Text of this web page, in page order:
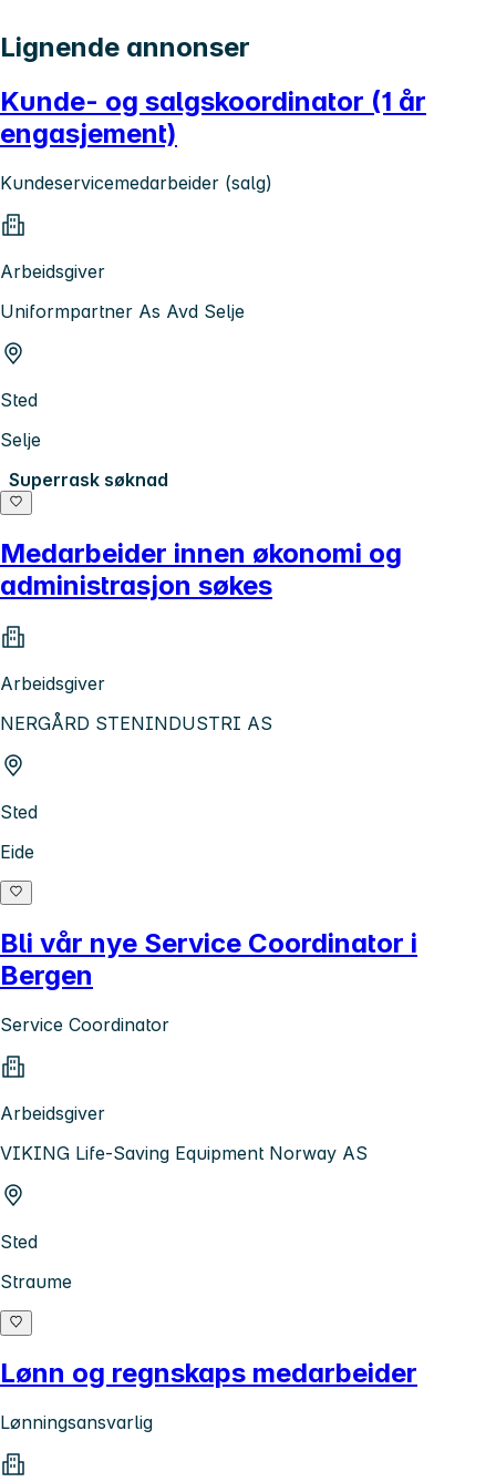
Lignende annonser
Kunde- og salgskoordinator (1 år
engasjement)
Kundeservicemedarbeider (salg)
Arbeidsgiver
Uniformpartner As Avd Selje
Sted
Selje
Superrask søknad
Medarbeider innen økonomi og
administrasjon søkes
Arbeidsgiver
NERGÅRD STENINDUSTRI AS
Sted
Eide
Bli vår nye Service Coordinator i
Bergen
Service Coordinator
Arbeidsgiver
VIKING Life-Saving Equipment Norway AS
Sted
Straume
Lønn og regnskaps medarbeider
Lønningsansvarlig